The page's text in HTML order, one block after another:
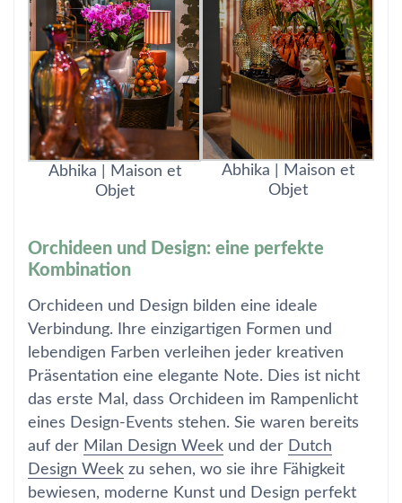
Abhika | Maison et
Objet
Abhika | Maison et
Objet
Orchideen und Design: eine perfekte
Kombination
Orchideen und Design bilden eine ideale
Verbindung. Ihre einzigartigen Formen und
lebendigen Farben verleihen jeder kreativen
Präsentation eine elegante Note. Dies ist nicht
das erste Mal, dass Orchideen im Rampenlicht
eines Design-Events stehen. Sie waren bereits
auf der Milan Design Week und der Dutch
Design Week zu sehen, wo sie ihre Fähigkeit
bewiesen, moderne Kunst und Design perfekt